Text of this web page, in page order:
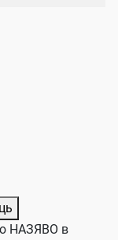
НАЗЯВО в